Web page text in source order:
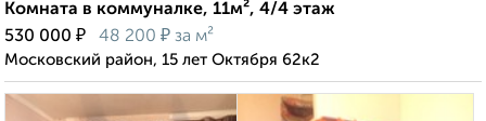
Комната в коммуналке, 11м², 4/4 этаж
530 000 ₽ 48 200 ₽ за м²
Московский район, 15 лет Октября 62к2